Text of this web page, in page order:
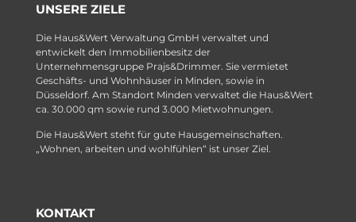
UNSERE ZIELE
Die Haus&Wert Verwaltung GmbH verwaltet und
entwickelt den Immobilienbesitz der
Unternehmensgruppe Prajs&Drimmer. Sie vermietet
Geschäfts- und Wohnhäuser in Minden, sowie in
Düsseldorf. Am Standort Minden verwaltet die Haus&Wert
ca. 30.000 qm sowie rund 3.000 Mietwohnungen.
Die Haus&Wert steht für gute Hausgemeinschaften.
„Wohnen, arbeiten und wohlfühlen“ ist unser Ziel.
KONTAKT